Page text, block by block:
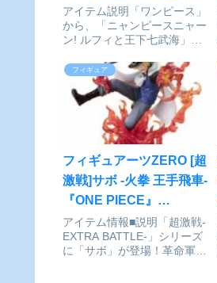
武海 8個入りBOX[メガハ
ウス]が予約受付開始
アイテム説明「ワンピース」
から、「ニャンピースニャー
ン! ルフィと王下七武海」が
者たち対峙するニャ…！ワン
ピース_MEGA CAT
PROJECT ニャンピースニャ
ーン! ルフィと王下七武海
（コンプリートBOX）©...
フィギュア
フィギュアーツZERO [超
激戦]サボ -火拳 王手飛車-
『ONE PIECE』
[BANDAI SPIRITS]が予
約受付開始
アイテム情報■説明「超激戦-
EXTRA BATTLE-」シリーズ
に「サボ」が登場！革命軍の